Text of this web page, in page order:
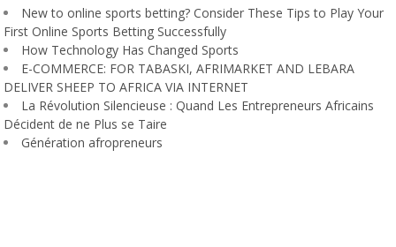
New to online sports betting? Consider These Tips to Play Your
First Online Sports Betting Successfully
How Technology Has Changed Sports
E-COMMERCE: FOR TABASKI, AFRIMARKET AND LEBARA
DELIVER SHEEP TO AFRICA VIA INTERNET
La Révolution Silencieuse : Quand Les Entrepreneurs Africains
Décident de ne Plus se Taire
Génération afropreneurs